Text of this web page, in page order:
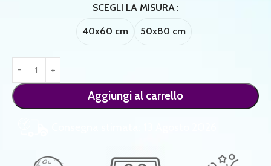
SCEGLI LA MISURA
40x60 cm 50x80 cm
Aggiungi al carrello